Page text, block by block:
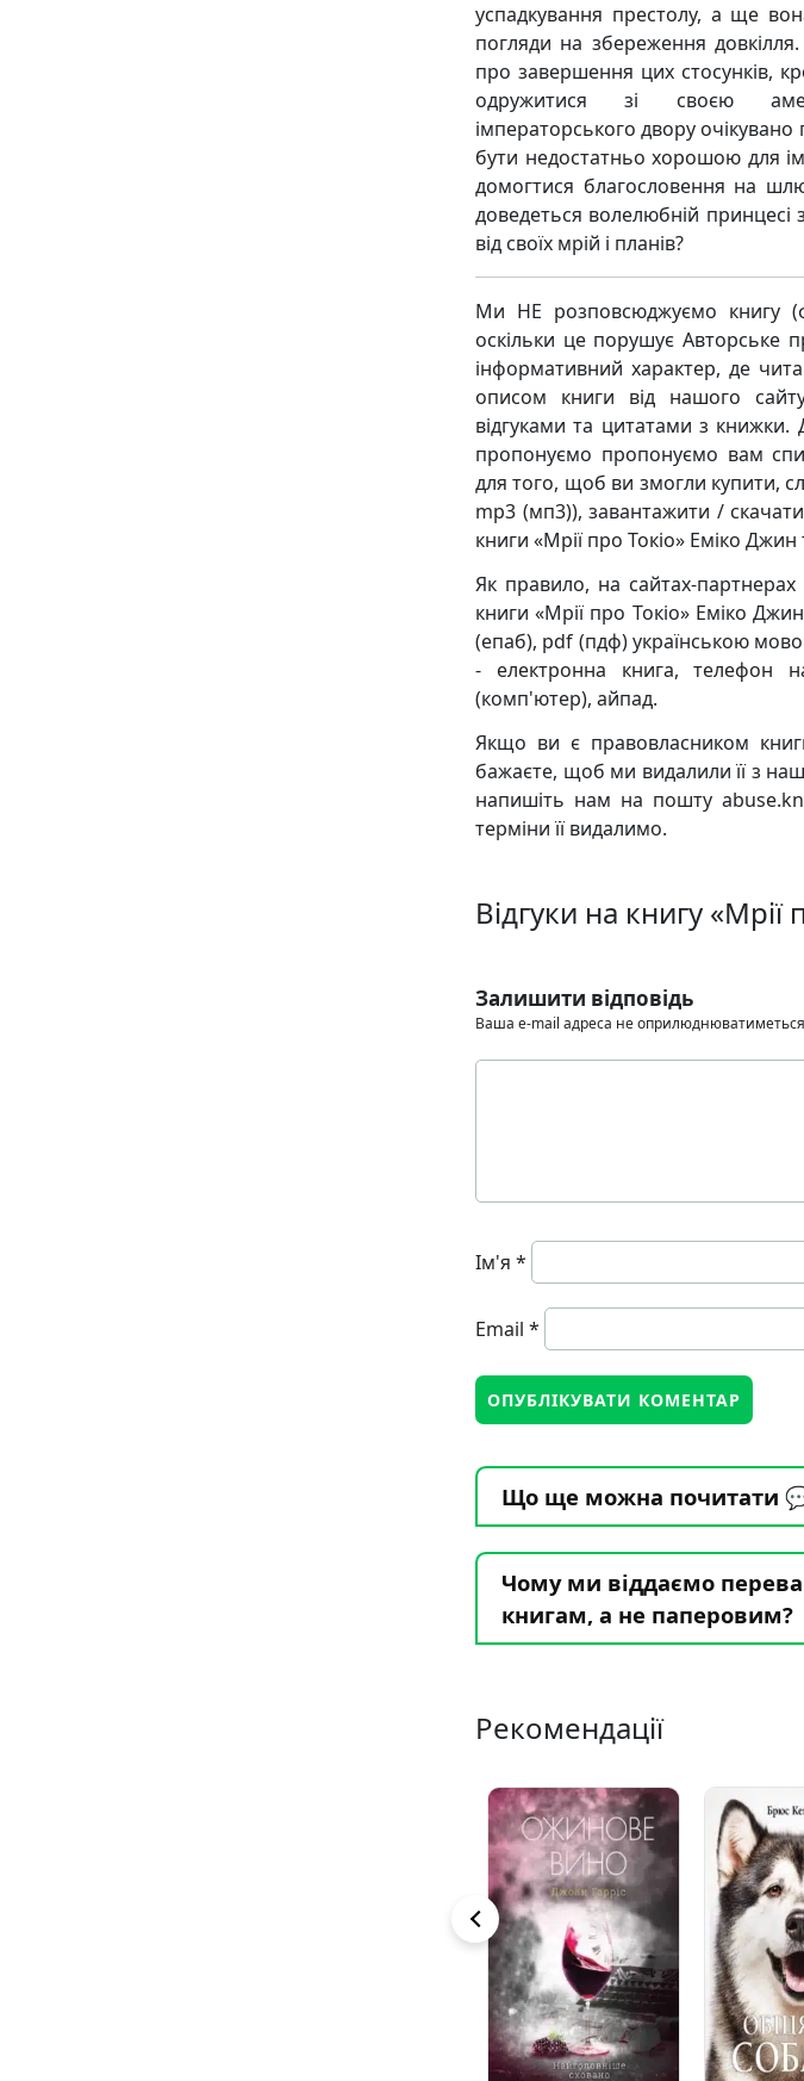
успадкування престолу, а ще
погляди на збереження
про завершення цих стосунків,
одружитися зі своєю
імператорського двору
бути недостатньо хорошою для
домогтися благословення на
доведеться волелюбній принцесі
від своїх мрій і планів?
Ми НЕ розповсюджуємо книгу
оскільки це порушує Авторське
інформативний характер, де
описом книги від нашого
відгуками та цитатами з
пропонуємо пропонуємо вам
для того, щоб ви змогли купити,
mp3 (мп3)), завантажити /
книги «Мрії про Токіо» Еміко
Як правило, на сайтах-
книги «Мрії про Токіо» Еміко
(епаб), pdf (пдф) українською
- електронна книга, телефон
(комп'ютер), айпад.
Якщо ви є правовласником
бажаєте, щоб ми видалили її з
напишіть нам на пошту
терміни її видалимо.
Відгуки на книгу
Залишити відповідь
Ваша e-mail адреса не
Ім'я *
Email *
Що ще можна почитати
Чому ми віддаємо
книгам, а не паперовим?
Рекомендації